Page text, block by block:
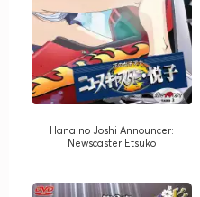
Hana no Joshi Announcer:
Newscaster Etsuko